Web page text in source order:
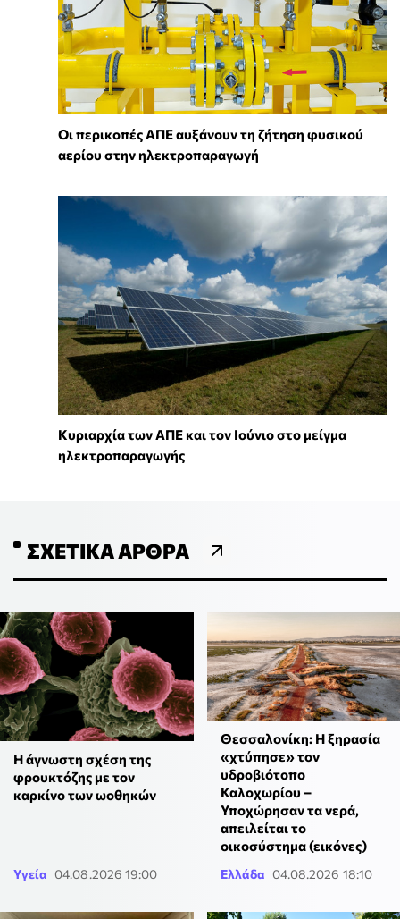
Οι περικοπές ΑΠΕ αυξάνουν τη ζήτηση φυσικού
αερίου στην ηλεκτροπαραγωγή
Κυριαρχία των ΑΠΕ και τον Ιούνιο στο μείγμα
ηλεκτροπαραγωγής
ΣΧΕΤΙΚΆ ΆΡΘΡΑ
Η άγνωστη σχέση της
φρουκτόζης με τον
καρκίνο των ωοθηκών
Υγεία 04.08.2026 19:00
Θεσσαλονίκη: Η ξηρασία
«χτύπησε» τον
υδροβιότοπο
Καλοχωρίου –
Υποχώρησαν τα νερά,
απειλείται το
οικοσύστημα (εικόνες)
Ελλάδα 04.08.2026 18:10